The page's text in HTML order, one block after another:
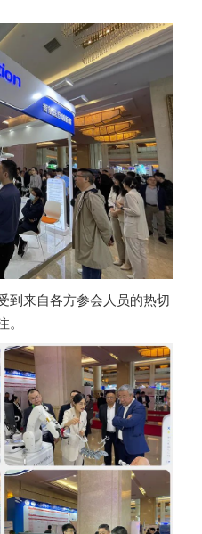
到来自各方参会人员的热切
。